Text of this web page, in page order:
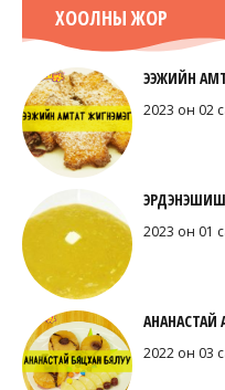
ХООЛНЫ ЖОР
ЭЭЖИЙН
2023 он 02
2023 он 01
АНАНАСТАЙ
2022 он 03